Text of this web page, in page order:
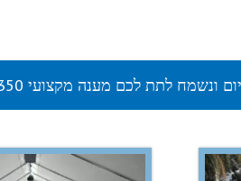
לתת לכם מענה מקצועי 072-392-3350